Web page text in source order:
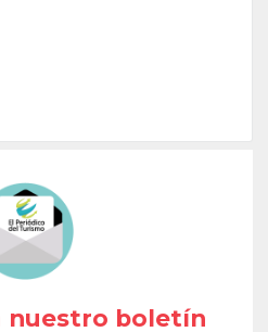
nuestro boletín